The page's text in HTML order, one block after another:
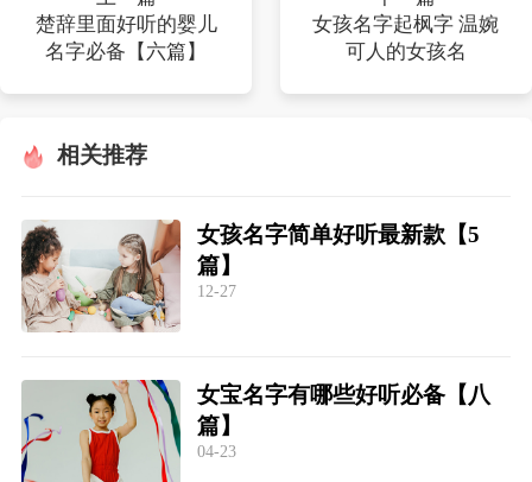
楚辞里面好听的婴儿
名字必备【六篇】
女孩名字起枫字 温婉
可人的女孩名
相关推荐
女孩名字简单好听最新款【5
篇】
12-27
女宝名字有哪些好听必备【八
篇】
04-23